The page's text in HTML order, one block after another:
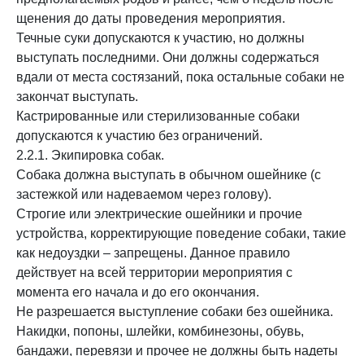
щенения до даты проведения мероприятия.
Течные суки допускаются к участию, но должны
выступать последними. Они должны содержаться
вдали от места состязаний, пока остальные собаки не
закончат выступать.
Кастрированные или стерилизованные собаки
допускаются к участию без ограничений.
2.2.1. Экипировка собак.
Собака должна выступать в обычном ошейнике (с
застежкой или надеваемом через голову).
Строгие или электрические ошейники и прочие
устройства, корректирующие поведение собаки, такие
как недоуздки – запрещены. Данное правило
действует на всей территории мероприятия с
момента его начала и до его окончания.
Не разрешается выступление собаки без ошейника.
Накидки, попоны, шлейки, комбинезоны, обувь,
бандажи, перевязи и прочее не должны быть надеты